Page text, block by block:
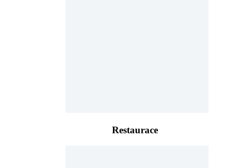
Restaurace